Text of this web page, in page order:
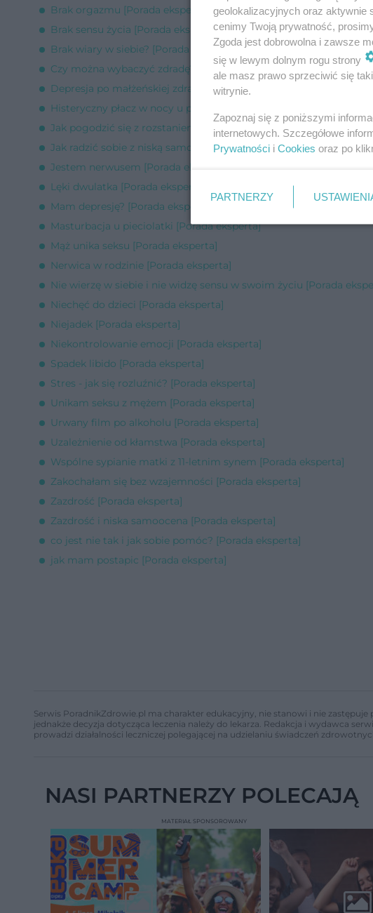
Brak orgazmu [Porada eksperta]
Brak sensu życia [Porada eksperta]
Brak wiary w siebie? [Porada eksperta]
Czy można wybaczyć zdradę? [Porada eksperta]
Depresja po małżeńskiej zdradzie [Porada eksperta]
Histeryczny płacz w nocy u pięciolatka [Porada eksperta]
Jak pogodzić się z rozstaniem? [Porada eksperta]
Jak radzić sobie z niską samooceną dziecka [Porada eksperta]
Jestem nerwusem [Porada eksperta]
Lęki dwulatka [Porada eksperta]
Mam depresję? [Porada eksperta]
Masturbacja u pieciolatki [Porada eksperta]
Mąż unika seksu [Porada eksperta]
Nerwica w rodzinie [Porada eksperta]
Nie wierzę w siebie i nie widzę sensu w swoim życiu [Porada
Niechęć do dzieci [Porada eksperta]
Niejadek [Porada eksperta]
Niekontrolowanie emocji [Porada eksperta]
Spadek libido [Porada eksperta]
Stres - jak się rozluźnić? [Porada eksperta]
Unikam seksu z mężem [Porada eksperta]
Urwany film po alkoholu [Porada eksperta]
Uzależnienie od kłamstwa [Porada eksperta]
Wspólne sypianie matki z 11-letnim synem [Porada eksperta]
Zakochałam się bez wzajemności [Porada eksperta]
Zazdrość [Porada eksperta]
Zazdrość i niska samoocena [Porada eksperta]
co jest nie tak i jak sobie pomóc? [Porada eksperta]
jak mam postapic [Porada eksperta]
Serwis PoradnikZdrowie.pl ma charakter edukacyjny, nie stanowi i nie
jednakże decyzja dotycząca leczenia należy do lekarza. Redakcja i wydawca
prowadzi działalności leczniczej polegającej na udzielaniu świadczeń
NASI PARTNERZY POLECAJĄ
MATERIAŁ SPONSOROWANY
geolokalizacyjnych oraz aktywnie
cenimy Twoją prywatność,
Zgoda jest dobrowolna i zawsze
się w lewym dolnym rogu strony
ale masz prawo sprzeciwić się
witrynie.
Zapoznaj się z poniższymi
internetowych. Szczegółowe
Prywatności i Cookies oraz po
PARTNERZY